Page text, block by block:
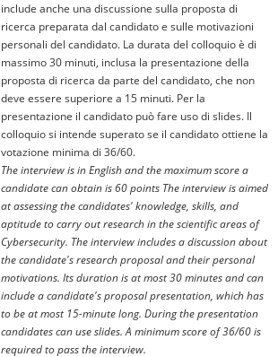
include anche una discussione sulla proposta di
ricerca preparata dal candidato e sulle motivazioni
personali del candidato. La durata del colloquio è di
massimo 30 minuti, inclusa la presentazione della
proposta di ricerca da parte del candidato, che non
deve essere superiore a 15 minuti. Per la
presentazione il candidato può fare uso di slides. Il
colloquio si intende superato se il candidato ottiene la
votazione minima di 36/60.
The interview is in English and the maximum score a
candidate can obtain is 60 points The interview is aimed
at assessing the candidates' knowledge, skills, and
aptitude to carry out research in the scientific areas of
Cybersecurity. The interview includes a discussion about
the candidate's research proposal and their personal
motivations. Its duration is at most 30 minutes and can
include a candidate's proposal presentation, which has
to be at most 15-minute long. During the presentation
candidates can use slides. A minimum score of 36/60 is
required to pass the interview.